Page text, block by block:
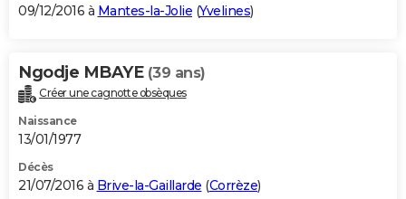
09/12/2016 à Mantes-la-Jolie (Yvelines)
Ngodje MBAYE (39 ans)
Créer une cagnotte obsèques
Naissance
13/01/1977
Décès
21/07/2016 à Brive-la-Gaillarde (Corrèze)